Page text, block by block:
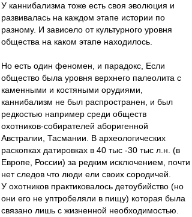
У каннибализма тоже есть своя эволюция и
развивалась на каждом этапе истории по
разному. И зависело от культурного уровня
общества на каком этапе находилось.
Но есть один феномен, и парадокс, Если
общество была уровня верхнего палеолита с
каменными и костяными орудиями,
каннибализм не был распространен, и был
редкостью например среди обществ
охотников-собирателей аборигенной
Австралии, Тасмании. В археологических
раскопках датировках в 40 тыс -30 тыс л.н. (в
Европе, России) за редким исключением, почти
нет следов что люди ели своих сородичей.
У охотников практиковалось детоубийство (но
они его не уптробеляли в пищу) которая была
связано лишь с жизненной необходимостью.